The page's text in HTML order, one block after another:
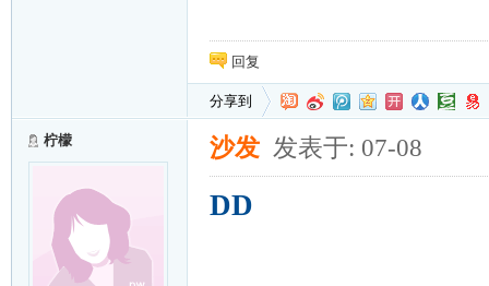
回复
分享到
柠檬 沙发 发表于: 07-08
DD